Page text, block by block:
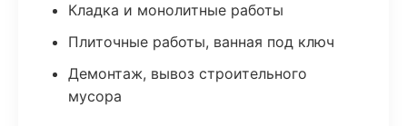
Кладка и монолитные работы
Плиточные работы, ванная под ключ
Демонтаж, вывоз строительного
мусора